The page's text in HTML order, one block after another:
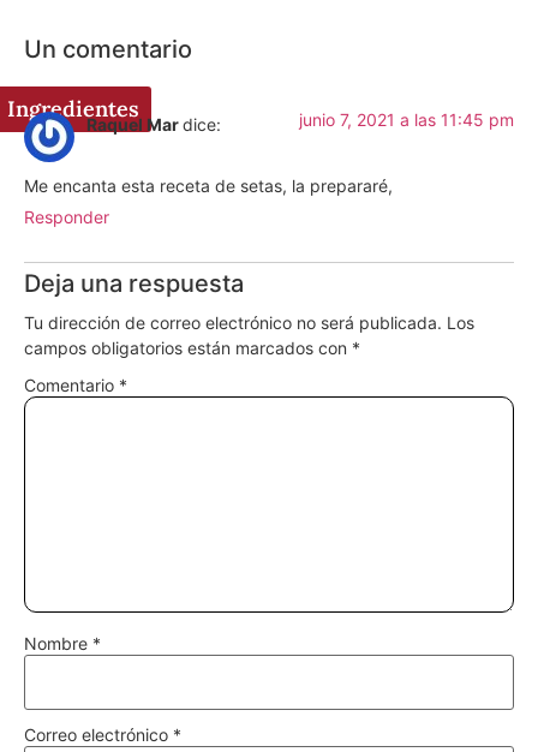
Ingredientes
Un comentario
Raquel Mardice: junio 7, 2021 a las 11:45 pm
Me encanta esta receta de setas, la prepararé,
Responder
Deja una respuesta
Tu dirección de correo electrónico no será publicada. Los
campos obligatorios están marcados con *
Comentario *
Nombre *
Correo electrónico *